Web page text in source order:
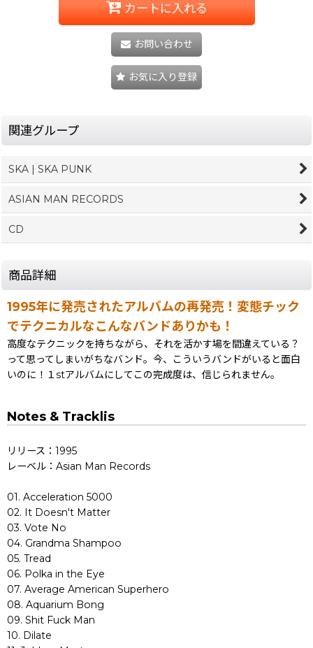
カートに入れる
お問い合わせ
お気に入り登録
関連グループ
SKA | SKA PUNK
ASIAN MAN RECORDS
CD
商品詳細
1995年に発売されたアルバムの再発売！変態チック
でテクニカルなこんなバンドありかも！
高度なテクニックを持ちながら、それを活かす場を間違えている？
って思ってしまいがちなバンド。今、こういうバンドがいると面白
いのに！１stアルバムにしてこの完成度は、信じられません。
Notes & Tracklis
リリース：1995
レーベル：Asian Man Records
01. Acceleration 5000
02. It Doesn't Matter
03. Vote No
04. Grandma Shampoo
05. Tread
06. Polka in the Eye
07. Average American Superhero
08. Aquarium Bong
09. Shit Fuck Man
10. Dilate